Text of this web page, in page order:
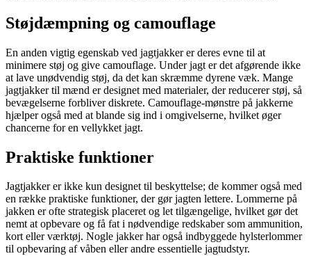
Støjdæmpning og camouflage
En anden vigtig egenskab ved jagtjakker er deres evne til at
minimere støj og give camouflage. Under jagt er det afgørende ikke
at lave unødvendig støj, da det kan skræmme dyrene væk. Mange
jagtjakker til mænd er designet med materialer, der reducerer støj, så
bevægelserne forbliver diskrete. Camouflage-mønstre på jakkerne
hjælper også med at blande sig ind i omgivelserne, hvilket øger
chancerne for en vellykket jagt.
Praktiske funktioner
Jagtjakker er ikke kun designet til beskyttelse; de kommer også med
en række praktiske funktioner, der gør jagten lettere. Lommerne på
jakken er ofte strategisk placeret og let tilgængelige, hvilket gør det
nemt at opbevare og få fat i nødvendige redskaber som ammunition,
kort eller værktøj. Nogle jakker har også indbyggede hylsterlommer
til opbevaring af våben eller andre essentielle jagtudstyr.